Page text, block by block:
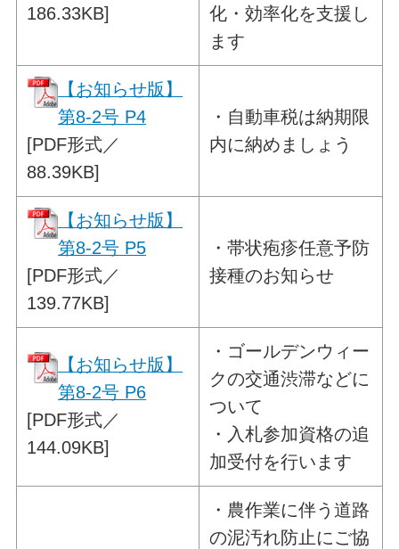
186.33KB]
化・効率化を支援し
ます
【お知らせ版】
第8-2号 P4
[PDF形式／
88.39KB]
・ 自動車税は納期限
内に納めましょう
【お知らせ版】
第8-2号 P5
[PDF形式／
139.77KB]
・帯状疱疹任意予防
接種のお知らせ
【お知らせ版】
第8-2号 P6
[PDF形式／
144.09KB]
・ ゴールデンウィー
クの交通渋滞などに
ついて
・入札参加資格の追
加受付を行います
・ 農作業に伴う道路
の泥汚れ防止にご協